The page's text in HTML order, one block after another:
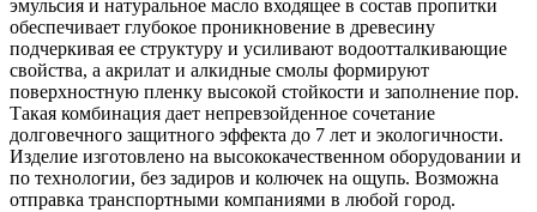
эмульсия и натуральное масло входящее в состав пропитки
обеспечивает глубокое проникновение в древесину
подчеркивая ее структуру и усиливают водоотталкивающие
свойства, а акрилат и алкидные смолы формируют
поверхностную пленку высокой стойкости и заполнение пор.
Такая комбинация дает непревзойденное сочетание
долговечного защитного эффекта до 7 лет и экологичности.
Изделие изготовлено на высококачественном оборудовании и
по технологии, без задиров и колючек на ощупь. Возможна
отправка транспортными компаниями в любой город.